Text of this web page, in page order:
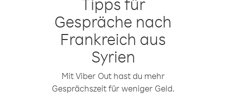
Gespräche nach
Frankreich aus
Syrien
Mit Viber Out hast du mehr
Gesprächszeit für weniger Geld.